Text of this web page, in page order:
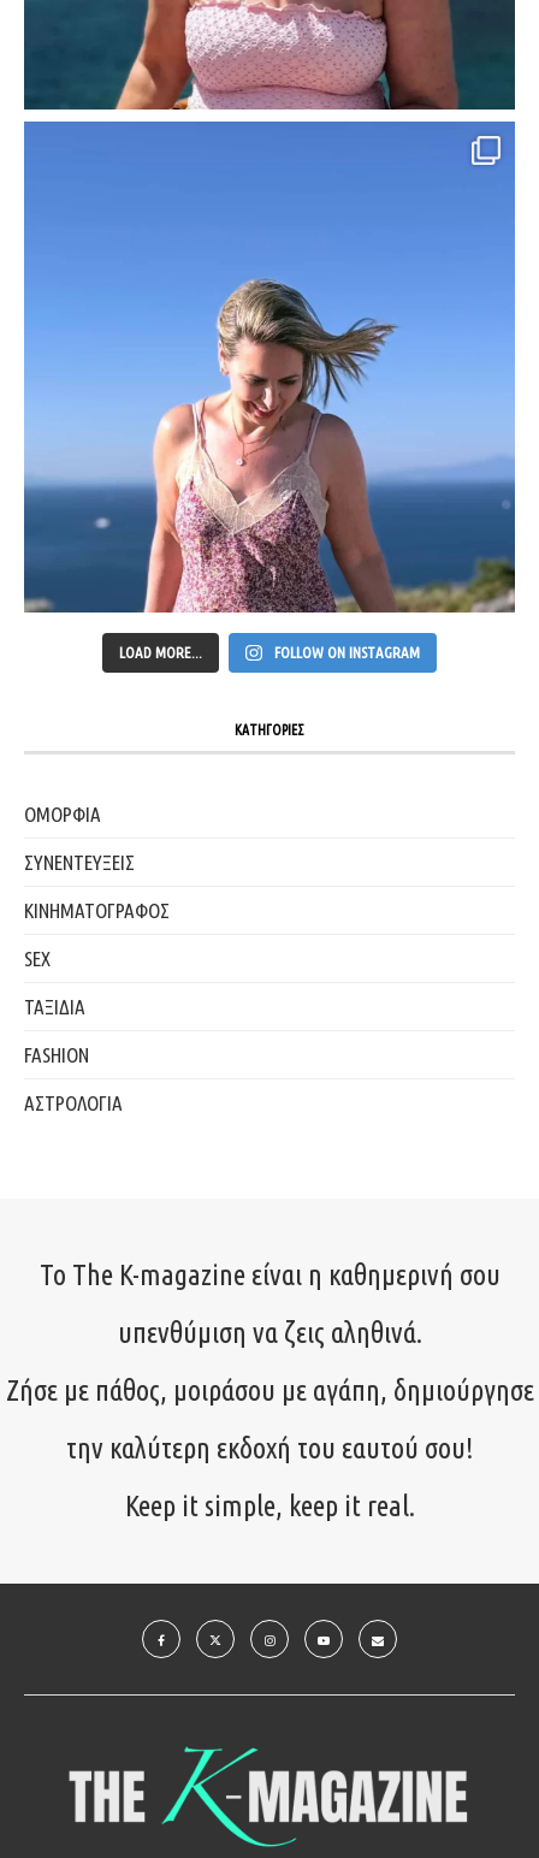
LOAD MORE... FOLLOW ON INSTAGRAM
ΚΑΤΗΓΟΡΙΕΣ
ΟΜΟΡΦΙΑ
ΣΥΝΕΝΤΕΥΞΕΙΣ
ΚΙΝΗΜΑΤΟΓΡΑΦΟΣ
SEX
ΤΑΞΙΔΙΑ
FASHION
ΑΣΤΡΟΛΟΓΙΑ
Το The K-magazine είναι η καθημερινή σου
υπενθύμιση να ζεις αληθινά.
Ζήσε με πάθος, μοιράσου με αγάπη, δημιούργησε
την καλύτερη εκδοχή του εαυτού σου!
Keep it simple, keep it real.